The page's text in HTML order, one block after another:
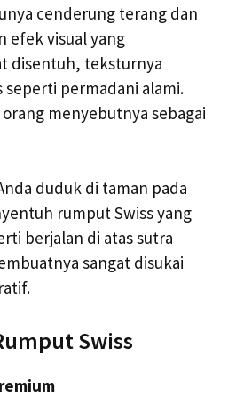
cenderung terang dan
efek visual yang
disentuh, teksturnya
seperti permadani alami.
menyebutnya sebagai
duduk di taman pada
rumput Swiss yang
berjalan di atas sutra
sangat disukai
Swiss